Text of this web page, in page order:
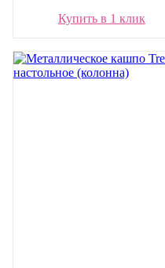
Купить в 1 клик